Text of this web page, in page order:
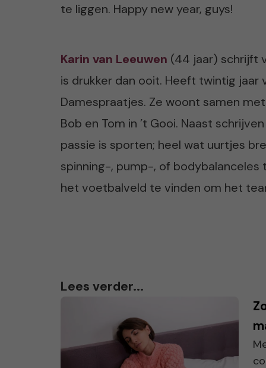
te liggen. Happy new year, guys!
Karin van Leeuwen (44 jaar) schrijft
is drukker dan ooit. Heeft twintig
Damespraatjes. Ze woont samen
Bob en Tom in ’t Gooi. Naast
passie is sporten; heel wat uurtjes
spinning-, pump-, of bodybalanceles
het voetbalveld te vinden om het
Lees verder...